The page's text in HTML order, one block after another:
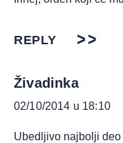
REPLY
Živadinka
02/10/2014 u 18:10
Ubedljivo najbolji deo